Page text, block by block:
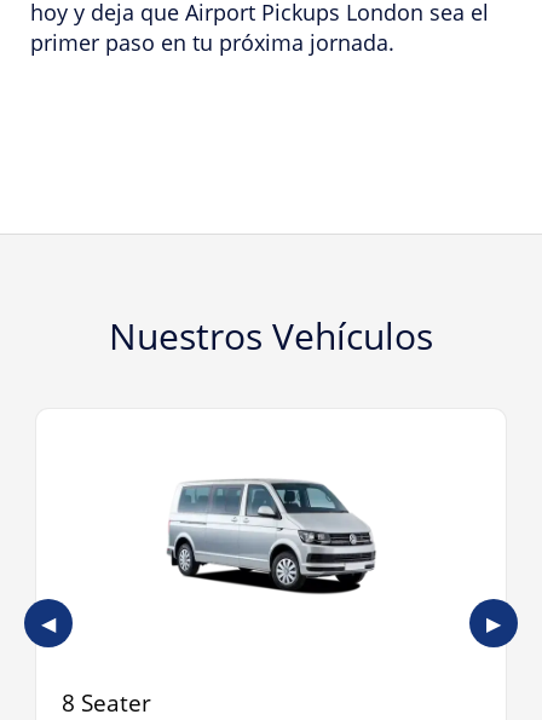
hoy y deja que Airport Pickups London sea el
primer paso en tu próxima jornada.
Nuestros Vehículos
◀
8 Seater
▶